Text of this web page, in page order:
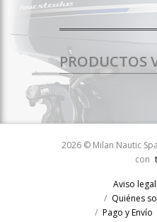
PRODUCTOS
2026 © Milan Nautic
con
Aviso legal
Quiénes
Pago y Envío